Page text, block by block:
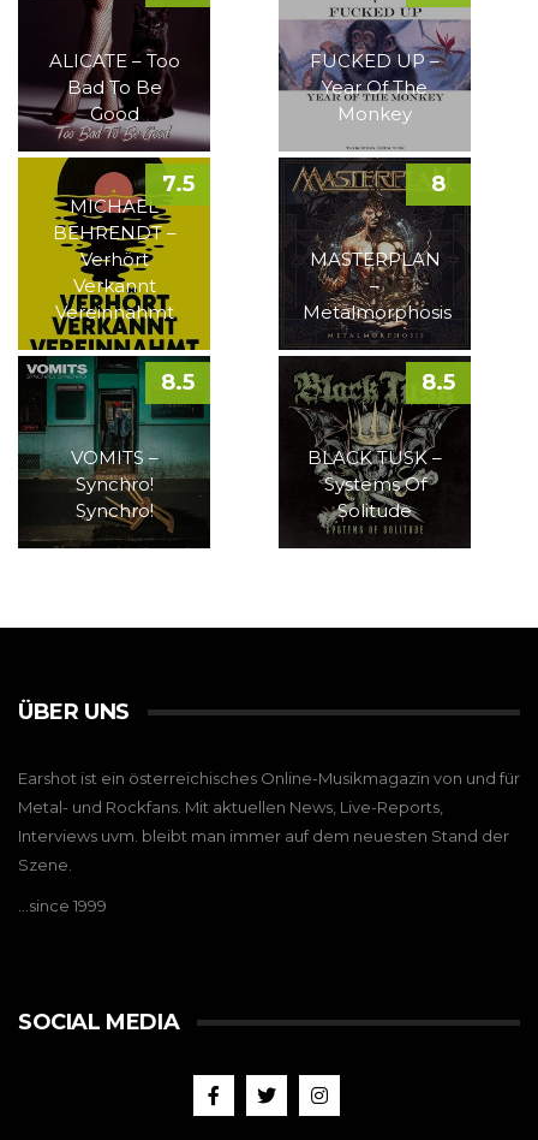
ALICATE – Too
Bad To Be
Good
FUCKED UP –
Year Of The
Monkey
MICHAEL
BEHRENDT –
Verhört
Verkannt
Vereinnahmt
7.5
MASTERPLAN
–
Metalmorphosis
8
VOMITS –
Synchro!
Synchro!
8.5
BLACK TUSK –
Systems Of
Solitude
8.5
ÜBER UNS
Earshot ist ein österreichisches Online-Musikmagazin von und für
Metal- und Rockfans. Mit aktuellen News, Live-Reports,
Interviews uvm. bleibt man immer auf dem neuesten Stand der
Szene.
…since 1999
SOCIAL MEDIA